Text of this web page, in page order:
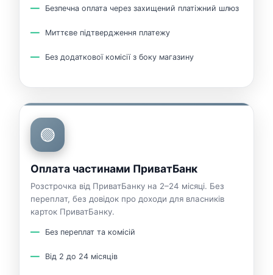
Безпечна оплата через захищений платіжний шлюз
Миттєве підтвердження платежу
Без додаткової комісії з боку магазину
🟢
Оплата частинами ПриватБанк
Розстрочка від ПриватБанку на 2–24 місяці. Без
переплат, без довідок про доходи для власників
карток ПриватБанку.
Без переплат та комісій
Від 2 до 24 місяців